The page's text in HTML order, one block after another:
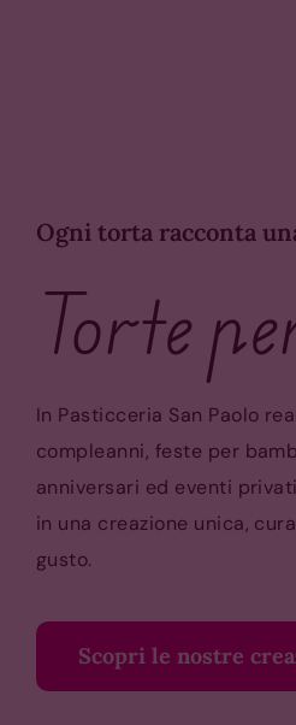
Ogni torta racconta
Torte
In Pasticceria San Paolo
compleanni, feste per
anniversari ed eventi
in una creazione unica,
gusto.
Scopri le nostre